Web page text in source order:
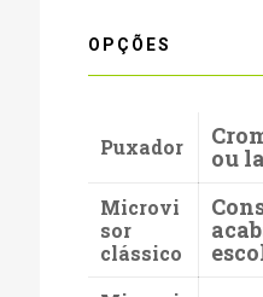
OPÇÕES
Puxador ou
Microvi
sor
clássico